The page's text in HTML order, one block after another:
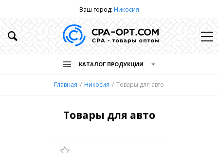
Ваш город: Никосия
КАТАЛОГ ПРОДУКЦИИ
Главная Никосия Товары для авто
Товары для авто